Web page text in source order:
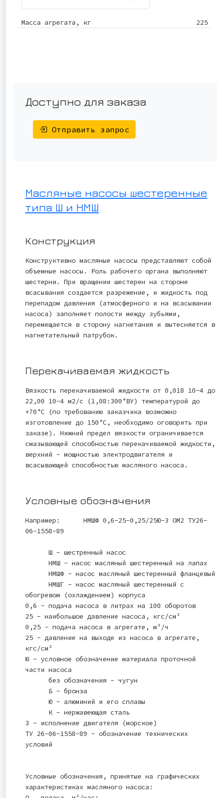
Масса агрегата, кг 225
Доступно для заказа
Отправить запрос
Масляные насосы шестеренные
типа Ш и НМШ
Конструкция
Конструктивно масляные насосы представляют собой
объемные насосы. Роль рабочего органа выполняют
шестерни. При вращении шестерен на стороне
всасывания создается разрежение, и жидкость под
перепадом давления (атмосферного и на всасывании
насоса) заполняет полости между зубьями,
перемещается в сторону нагнетания и вытесняется в
нагнетательный патрубок.
Перекачиваемая жидкость
Вязкость перекачиваемой жидкости от 0,018 10-4 до
22,00 10-4 м2/с (1,08:300°ВУ) температурой до
+70°С (по требованию заказчика возможно
изготовление до 150°С, необходимо оговорить при
заказе). Нижний предел вязкости ограничивается
смазывающей способностью перекачиваемой жидкости,
верхний - мощностью электродвигателя и
всасывающей способностью масляного насоса.
Условные обозначения
Например: НМШФ 0,6-25-0,25/25Ю-3 ОМ2 ТУ26-
06-1558-89
Ш - шестренный насос
НМШ - насос масляный шестеренный на лапах
НМШФ - насос масляный шестеренный фланцевый
НМШГ - насос масляный шестеренный с
обогревом (охлаждением) корпуса
0,6 - подача насоса в литрах на 100 оборотов
25 - наибольшое давление насоса, кгс/см²
0,25 - подача насоса в агрегате, м³/ч
25 - давление на выходе из насоса в агрегате,
кгс/см²
Ю - условное обозначение материала проточной
части насоса
без обозначения - чугун
Б - бронза
Ю - алюминий и его сплавы
К - нержавеющая сталь
3 - исполнение двигателя (морское)
ТУ 26-06-1558-89 - обозначение технических
условий
Условные обозначения, принятые на графических
характеристиках масляного насоса: